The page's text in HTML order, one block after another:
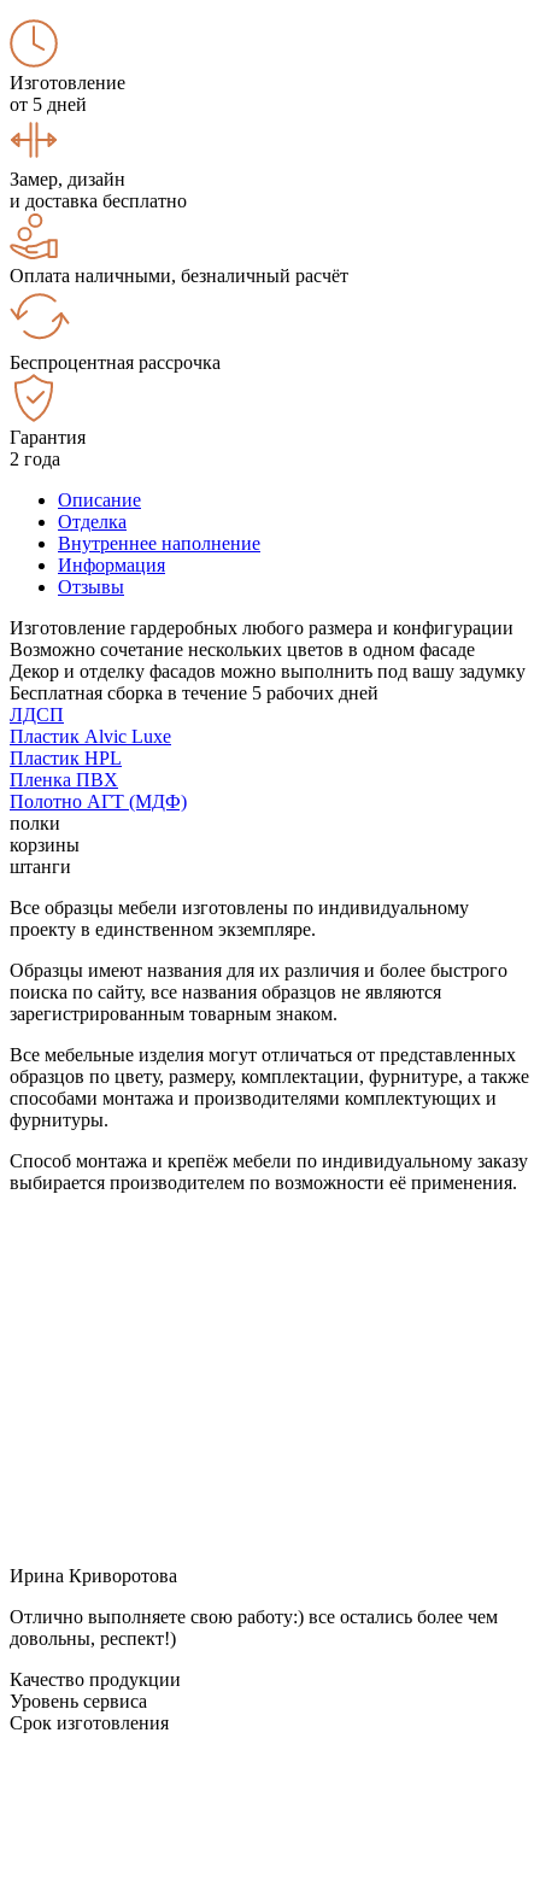
Изготовление
от 5 дней
Замер, дизайн
и доставка бесплатно
Оплата наличными, безналичный расчёт
Беспроцентная рассрочка
Гарантия
2 года
Описание
Отделка
Внутреннее наполнение
Информация
Отзывы
Изготовление гардеробных любого размера и конфигурации
Возможно сочетание нескольких цветов в одном фасаде
Декор и отделку фасадов можно выполнить под вашу задумку
Бесплатная сборка в течение 5 рабочих дней
ЛДСП
Пластик Alvic Luxe
Пластик HPL
Пленка ПВХ
Полотно АГТ (МДФ)
полки
корзины
штанги
Все образцы мебели изготовлены по индивидуальному
проекту в единственном экземпляре.
Образцы имеют названия для их различия и более быстрого
поиска по сайту, все названия образцов не являются
зарегистрированным товарным знаком.
Все мебельные изделия могут отличаться от представленных
образцов по цвету, размеру, комплектации, фурнитуре, а также
способами монтажа и производителями комплектующих и
фурнитуры.
Способ монтажа и крепёж мебели по индивидуальному заказу
выбирается производителем по возможности её применения.
Ирина Криворотова
Отлично выполняете свою работу:) все остались более чем
довольны, респект!)
Качество продукции
Уровень сервиса
Срок изготовления